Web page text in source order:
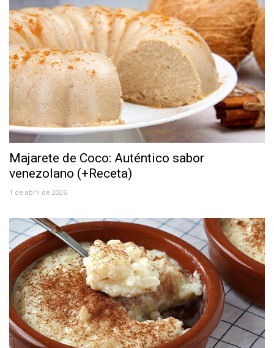
Majarete de Coco: Auténtico sabor
venezolano (+Receta)
1 de abril de 2026